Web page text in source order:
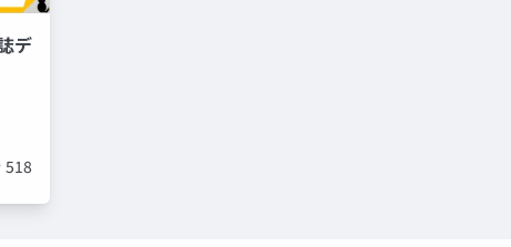
デ
518